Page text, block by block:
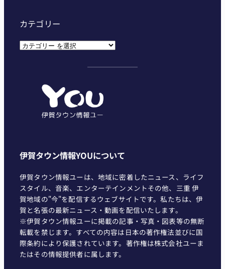
カテゴリー
カ
伊賀タウン情報YOUについて
伊賀タウン情報ユーは、地域に密着したニュース、ライフ
スタイル、音楽、エンターテインメントその他、三重 伊
賀地域の"今"を配信するウェブサイトです。私たちは、伊
賀と名張の最新ニュース・動画を配信いたします。
※伊賀タウン情報ユーに掲載の記事・写真・図表等の無断
転載を禁じます。すべての内容は日本の著作権法並びに国
際条約により保護されています。著作権は株式会社ユーま
たはその情報提供者に属します。